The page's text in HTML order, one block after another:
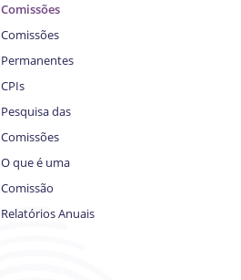
Comissões
Comissões
Permanentes
CPIs
Pesquisa das
Comissões
O que é uma
Comissão
Relatórios Anuais